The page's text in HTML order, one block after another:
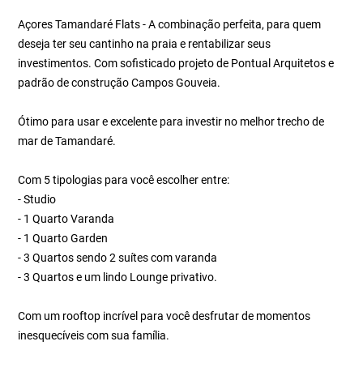
Açores Tamandaré Flats - A combinação perfeita, para quem
deseja ter seu cantinho na praia e rentabilizar seus
investimentos. Com sofisticado projeto de Pontual Arquitetos e
padrão de construção Campos Gouveia.
Ótimo para usar e excelente para investir no melhor trecho de
mar de Tamandaré.
Com 5 tipologias para você escolher entre:
- Studio
- 1 Quarto Varanda
- 1 Quarto Garden
- 3 Quartos sendo 2 suítes com varanda
- 3 Quartos e um lindo Lounge privativo.
Com um rooftop incrível para você desfrutar de momentos
inesquecíveis com sua família.